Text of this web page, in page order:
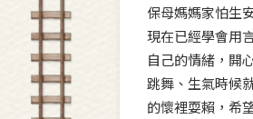
保母媽媽家怕生
現在已經學會用
自己的情緒，開
跳舞、生氣時候
的懷裡耍賴，希